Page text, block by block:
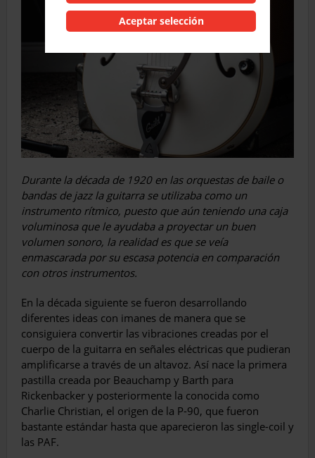
Durante la década de 1920 en las orquestas de baile o
bandas de jazz la guitarra se utilizaba como un
instrumento rítmico, puesto que aún teniendo una caja
voluminosa que le ayudaba a proyectar un buen
volumen sonoro, la realidad es que se veía
enmascarada por su escasa potencia en comparación
con otros instrumentos.
En la década siguiente se fueron desarrollando
diferentes ideas con imanes de manera que se
consiguiera convertir las vibraciones creadas por el
cuerpo de la guitarra en señales eléctricas que pudieran
amplificarse a través de un altavoz. Así nace la primera
pastilla creada por Beauchamp y Barth para
Rickenbacker y posteriormente la conocida como
Charlie Christian, el origen de la P-90, que fueron
bastante estándar hasta que aparecieron las single-coil y
las PAF.
Aceptar selección